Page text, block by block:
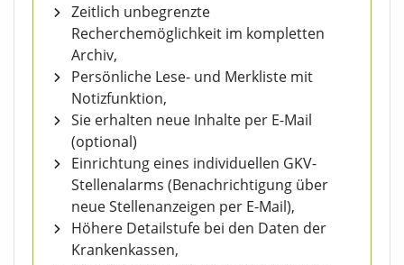
Zeitlich unbegrenzte
Recherchemöglichkeit im kompletten
Archiv,
Persönliche Lese- und Merkliste mit
Notizfunktion,
Sie erhalten neue Inhalte per E-Mail
(optional)
Einrichtung eines individuellen GKV-
Stellenalarms (Benachrichtigung über
neue Stellenanzeigen per E-Mail),
Höhere Detailstufe bei den Daten der
Krankenkassen,